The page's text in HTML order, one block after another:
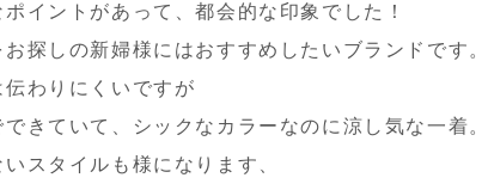
イントがあって、都会的な印象でした！
探しの新婦様にはおすすめしたいブランドです。
わりにくいですが
きていて、シックなカラーなのに涼し気な一着。
スタイルも様になります、